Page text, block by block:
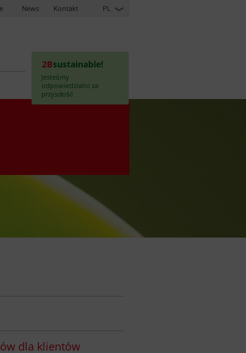
PL
News Kontakt
2Bsustainable!
Jesteśmy
odpowiedzialni za
przyszłość
dla klientów